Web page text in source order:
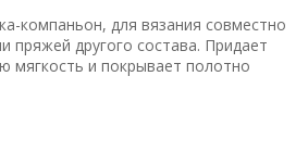
компаньон, для вязания совместно
пряжей другого состава. Придает
мягкость и покрывает полотно